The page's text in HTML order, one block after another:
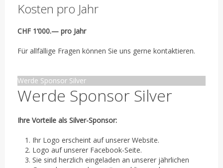
Kosten pro Jahr
CHF 1‘000.— pro Jahr
Für allfällige Fragen können Sie uns gerne kontaktieren.
Werde Sponsor Silver
Werde Sponsor Silver
Ihre Vorteile als Silver-Sponsor:
Ihr Logo erscheint auf unserer Website.
Logo auf unserer Facebook-Seite.
Sie sind herzlich eingeladen an unserer jährlichen